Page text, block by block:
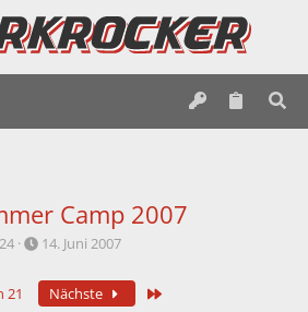
Camp 2007
E
s
t
14. Juni 2007
21 Nächste